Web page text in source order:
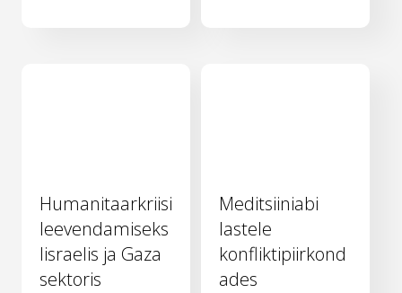
Humanitaarkriisi
leevendamiseks
Iisraelis ja Gaza
sektoris
Meditsiiniabi
lastele
konfliktipiirkond
ades